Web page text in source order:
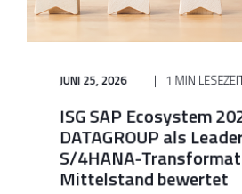
JUNI 25, 2026 1 MIN
ISG SAP Ecosystem
DATAGROUP als
S/4HANA-
Mittelstand bewertet